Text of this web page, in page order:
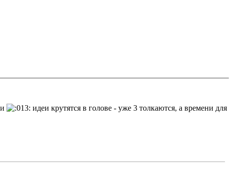
идеи крутятся в голове - уже 3 толкаются, а времени для